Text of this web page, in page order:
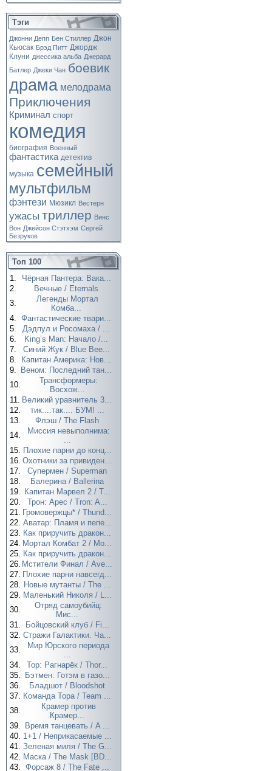
Тэги
Джонни Депп Бен Стиллер Джон
Кьюсак Брэд Питт Джордж
Клуни джессика альба Джерард
Батлер Джеки Чан боевик
драма мелодрама
Приключения
Криминал спорт
комедия
биография Военный
фантастика детектив
музыка семейный
мультфильм
фэнтези Мюзикл Вестерн
ужасы триллер Винс
Вон Джейсон Стэтхэм Сергей
Безруков
Топ 100
1.
Чёрная Пантера: Вака...
2.
Вечные / Eternals
3.
Легенды Мортал
Комба...
4. Фантастические твари...
5.
Дэдпул и Росомаха / ...
6.
King’s Man: Начало /...
7.
Синий Жук / Blue Bee...
8.
Капитан Америка: Нов...
9.
Веном: Последний тан...
10.
Трансформеры:
Восхож...
11. Великий уравнитель 3...
12.
тик....так.... БУМ! ...
13.
Флэш / The Flash
14.
Миссия невыполнима:
...
15. Плохие парни до конц...
16. Охотники за привиден...
17.
Супермен / Superman
18.
Балерина / Ballerina
19. Капитан Марвел 2 / T...
20.
Трон: Арес / Tron: A...
21. Громовержцы* / Thund...
22. Аватар: Пламя и пепе...
23. Как приручить дракон...
24. Мортал Комбат 2 / Mo...
25. Как приручить дракон...
26. Мстители Финал / Ave...
27. Плохие парни навсегд...
28. Новые мутанты / The ...
29. Маленький Николя / L...
30.
Отряд самоубийц:
Мис...
31.
Бойцовский клуб / Fi...
32. Стражи Галактики. Ча...
33.
Мир Юрского периода
...
34.
Тор: Рагнарёк / Thor...
35.
Бэтмен: Готэм в газо...
36.
Бладшот / Bloodshot
37. Команда Тора / Team ...
38.
Крамер против
Крамер...
39.
Время танцевать / A ...
40. 1+1 / Неприкасаемые ...
41. Зеленая миля / The G...
42. Маска / The Mask [BD...
43. Форсаж 8 / The Fate ...